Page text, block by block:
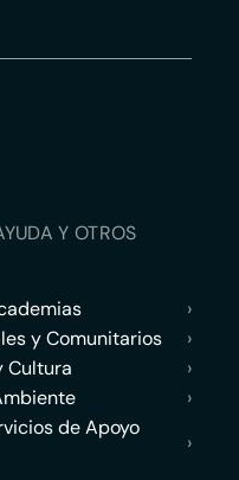
Y OTROS
›
y Comunitarios
›
Cultura
›
›
de Apoyo
›